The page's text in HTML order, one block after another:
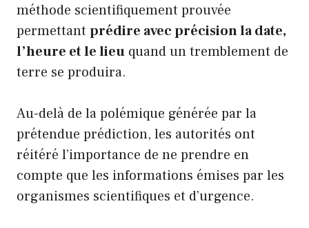
méthode scientifiquement prouvée
permettant prédire avec précision la date,
l’heure et le lieu quand un tremblement de
terre se produira.
Au-delà de la polémique générée par la
prétendue prédiction, les autorités ont
réitéré l’importance de ne prendre en
compte que les informations émises par les
organismes scientifiques et d’urgence.